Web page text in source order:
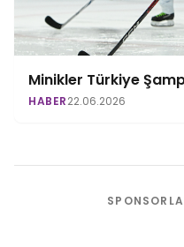
Minikler Türkiye
HABER22.06.2026